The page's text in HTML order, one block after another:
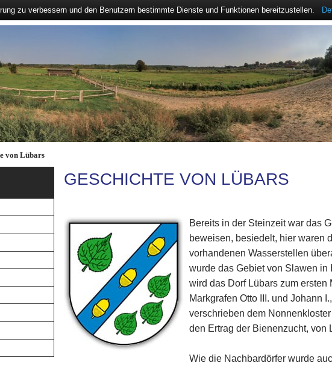
von Lübars
GESCHICHTE VON LÜBARS
Bereits in der Steinzeit war das
beweisen, besiedelt, hier waren
vorhandenen Wasserstellen
wurde das Gebiet von Slawen
wird das Dorf Lübars zum
Markgrafen Otto III. und Johann
verschrieben dem
den Ertrag der Bienenzucht, von
Wie die Nachbardörfer wurde
zu verbessern und den Benutzern bestimmte Dienste und Funktionen bereitzustellen.